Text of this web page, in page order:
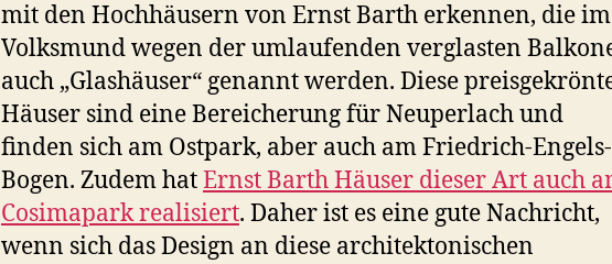
mit den Hochhäusern von Ernst Barth erkennen, die im
Volksmund wegen der umlaufenden verglasten
auch „Glashäuser“ genannt werden. Diese
Häuser sind eine Bereicherung für Neuperlach und
finden sich am Ostpark, aber auch am Friedrich-Engels-
Bogen. Zudem hatErnst Barth Häuser dieser Art auch
Cosimapark realisiert. Daher ist es eine gute Nachricht,
wenn sich das Design an diese architektonischen